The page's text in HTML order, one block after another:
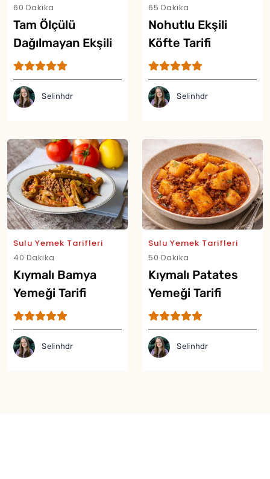
60 Dakika
Tam Ölçülü
Dağılmayan Ekşili
Sulu Köfte Tarifi
Selinhdr
65 Dakika
Nohutlu Ekşili
Köfte Tarifi
Selinhdr
Sulu Yemek Tarifleri
40 Dakika
Kıymalı Bamya
Yemeği Tarifi
Selinhdr
Sulu Yemek Tarifleri
50 Dakika
Kıymalı Patates
Yemeği Tarifi
Selinhdr